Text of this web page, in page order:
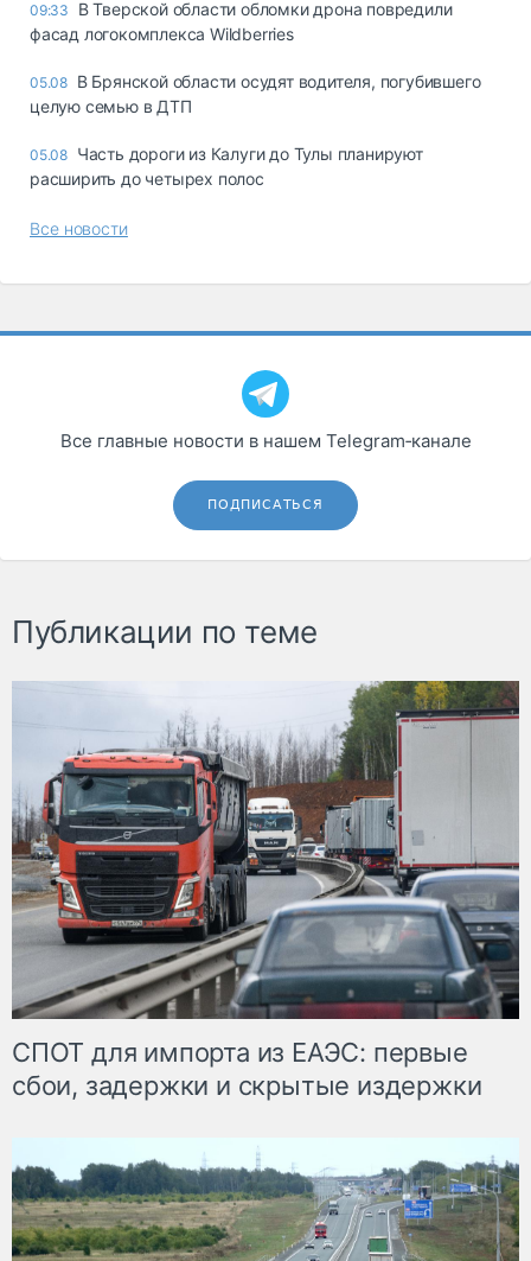
09:33
В Тверской области обломки дрона повредили
фасад логокомплекса Wildberries
05.08 В Брянской области осудят водителя, погубившего
целую семью в ДТП
05.08 Часть дороги из Калуги до Тулы планируют
расширить до четырех полос
Все новости
Все главные новости в нашем Telegram‑канале
ПОДПИСАТЬСЯ
Публикации по теме
СПОТ для импорта из ЕАЭС: первые
сбои, задержки и скрытые издержки